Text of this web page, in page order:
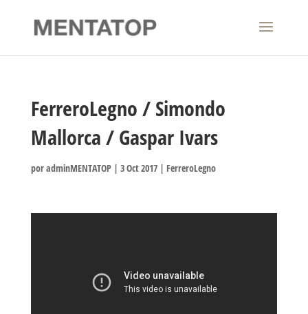
FerreroLegno / Simondo
Mallorca / Gaspar Ivars
poradminMENTATOP| 3 Oct 2017| FerreroLegno